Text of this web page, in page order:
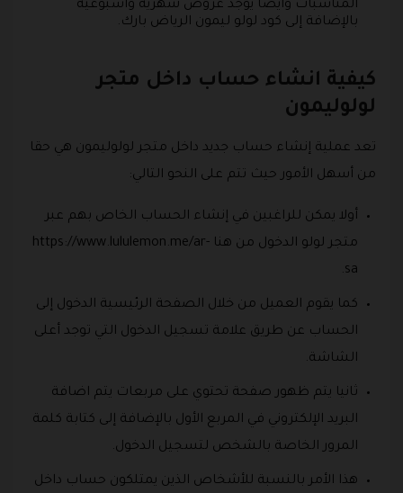
المناسبات وايضا يوجد عروض شهرية واسبوعية
بالإضافة إلى كود لولو ليمون الرياض بارك.
كيفية انشاء حساب داخل متجر
لولوليمون
تعد عملية إنشاء حساب جديد داخل متجر لولوليمون هي حقا
من أسهل الأمور حيث تتم على النحو التالي:
أولا يمكن للراغبين في إنشاء الحساب الخاص بهم عبر
متجر لولو الدخول من هنا https://www.lululemon.me/ar-
sa.
كما يقوم العميل من خلال الصفحة الرئيسية الدخول إلى
الحساب عن طريق علامة تسجيل الدخول التي توجد أعلى
الشاشة.
ثانيا يتم ظهور صفحة تحتوي على مربعات يتم اضافة
البريد الإلكتروني في المربع الأول بالإضافة إلى كتابة كلمة
المرور الخاصة بالشخص لتسجيل الدخول.
هذا الأمر بالنسبة للأشخاص الذين يمتلكون حساب داخل